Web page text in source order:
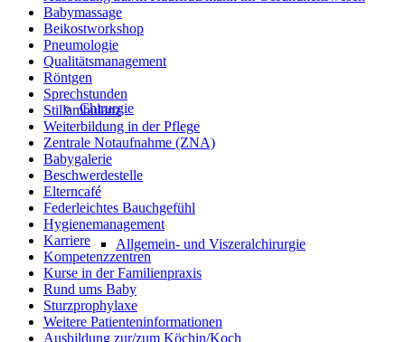
Chirurgie
Allgemein- und Viszeralchirurgie
Babymassage
Beikostworkshop
Pneumologie
Qualitätsmanagement
Röntgen
Sprechstunden
Stillambulanz
Weiterbildung in der Pflege
Zentrale Notaufnahme (ZNA)
Babygalerie
Beschwerdestelle
Elterncafé
Federleichtes Bauchgefühl
Hygienemanagement
Karriere
Kompetenzzentren
Kurse in der Familienpraxis
Rund ums Baby
Sturzprophylaxe
Weitere Patienteninformationen
Ausbildung zur/zum Köchin/Koch